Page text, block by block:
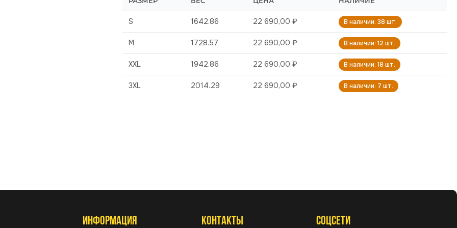
S 1642.86 22 690,00 ₽ В наличии: 38 шт.
M 1728.57 22 690,00 ₽ В наличии: 12 шт.
XXL 1942.86 22 690,00 ₽ В наличии: 18 шт.
3XL 2014.29 22 690,00 ₽ В наличии: 7 шт.
ИНФОРМАЦИЯ КОНТАКТЫ СОЦСЕТИ